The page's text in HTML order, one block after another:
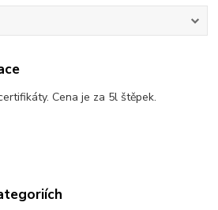
Cena je za 5l štěpek.